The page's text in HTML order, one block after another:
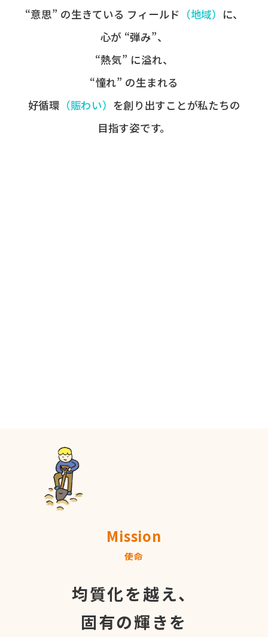
“意思” の​生きている フィールド ​（地域） に、
心が​ “弾み”、
“熱気” に​溢れ、
“憧れ” の​生まれる
好循環 ​（賑わい） を​創り出すことが​私たちの​
目指す姿です。​
Mission
使命
均質化を越え、
固有の輝きを